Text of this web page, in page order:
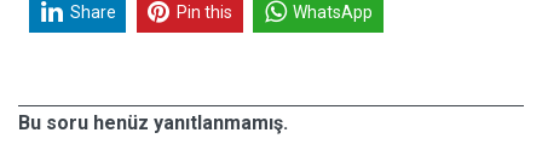
Share Pin this WhatsApp
Bu soru henüz yanıtlanmamış.